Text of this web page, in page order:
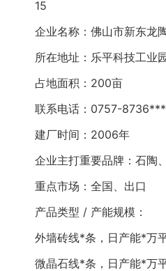
15
企业名称：佛山市新东龙
所在地址：乐平科技工业
占地面积：200亩
联系电话：0757-
建厂时间：2006年
企业主打重要品牌：石陶
重点市场：全国、出口
产品类型 / 产能规模：
外墙砖线*条，日产能*万
微晶石线*条，日产能*万